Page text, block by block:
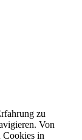
zu
Von
Cookies in